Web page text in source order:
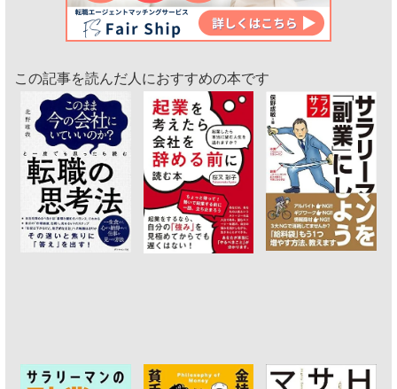
この記事を読んだ人におすすめの本です